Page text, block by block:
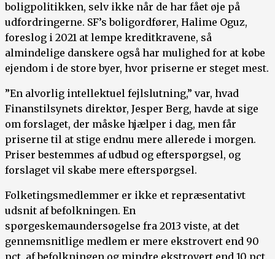
boligpolitikken, selv ikke når de har fået øje på
udfordringerne. SF’s boligordfører, Halime Oguz,
foreslog i 2021 at lempe kreditkravene, så
almindelige danskere også har mulighed for at købe
ejendom i de store byer, hvor priserne er steget mest.
”En alvorlig intellektuel fejlslutning,” var, hvad
Finanstilsynets direktør, Jesper Berg, havde at sige
om forslaget, der måske hjælper i dag, men får
priserne til at stige endnu mere allerede i morgen.
Priser bestemmes af udbud og efterspørgsel, og
forslaget vil skabe mere efterspørgsel.
Folketingsmedlemmer er ikke et repræsentativt
udsnit af befolkningen. En
spørgeskemaundersøgelse fra 2013 viste, at det
gennemsnitlige medlem er mere ekstrovert end 90